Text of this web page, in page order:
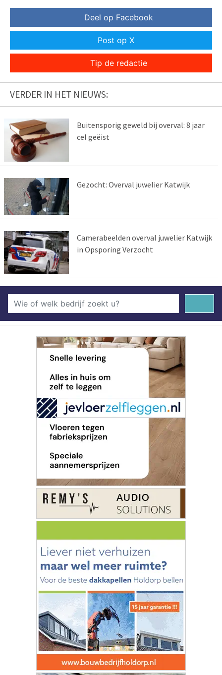
Deel op Facebook
Post op X
Tip de redactie
VERDER IN HET NIEUWS:
Buitensporig geweld bij overval: 8 jaar
cel geëist
Gezocht: Overval juwelier Katwijk
Camerabeelden overval juwelier Katwijk
in Opsporing Verzocht